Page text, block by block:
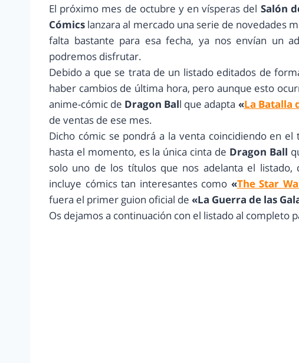
El próximo mes de octubre y en vísperas del Salón
Cómics lanzara al mercado una serie de novedades
falta bastante para esa fecha, ya nos envían un
podremos disfrutar.
Debido a que se trata de un listado editados de
haber cambios de última hora, pero aunque esto
anime-cómic de Dragon Ball que adapta «La Batalla
de ventas de ese mes.
Dicho cómic se pondrá a la venta coincidiendo en el
hasta el momento, es la única cinta de Dragon Ball
solo uno de los títulos que nos adelanta el
incluye cómics tan interesantes como «The Star
fuera el primer guion oficial de «La Guerra de las
Os dejamos a continuación con el listado al completo